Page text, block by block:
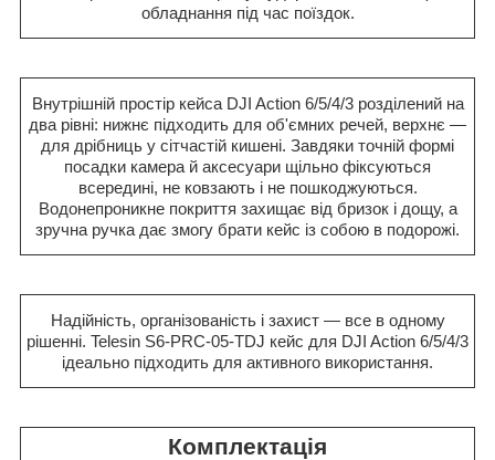
обладнання під час поїздок.
Внутрішній простір кейса DJI Action 6/5/4/3 розділений на
два рівні: нижнє підходить для об'ємних речей, верхнє —
для дрібниць у сітчастій кишені. Завдяки точній формі
посадки камера й аксесуари щільно фіксуються
всередині, не ковзають і не пошкоджуються.
Водонепроникне покриття захищає від бризок і дощу, а
зручна ручка дає змогу брати кейс із собою в подорожі.
Надійність, організованість і захист — все в одному
рішенні. Telesin S6-PRC-05-TDJ кейс для DJI Action 6/5/4/3
ідеально підходить для активного використання.
Комплектація